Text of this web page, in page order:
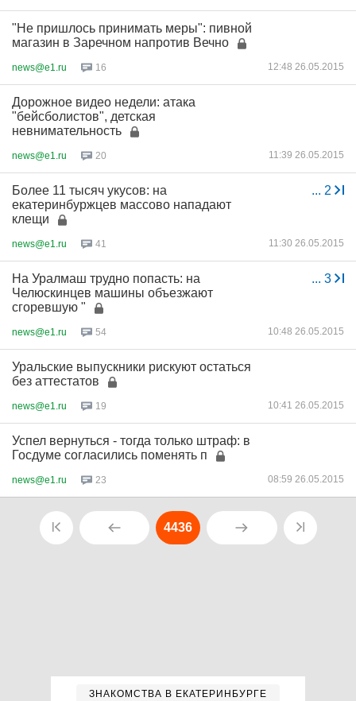
"Не пришлось принимать меры": пивной
магазин в Заречном напротив Вечно
news@e1.ru 16 12:48 26.05.2015
Дорожное видео недели: атака
"бейсболистов", детская
невнимательность
news@e1.ru 20 11:39 26.05.2015
... 2
Более 11 тысяч укусов: на
екатеринбуржцев массово нападают
клещи
news@e1.ru 41 11:30 26.05.2015
... 3
На Уралмаш трудно попасть: на
Челюскинцев машины объезжают
сгоревшую "
news@e1.ru 54 10:48 26.05.2015
Уральские выпускники рискуют остаться
без аттестатов
news@e1.ru 19 10:41 26.05.2015
Успел вернуться - тогда только штраф: в
Госдуме согласились поменять п
news@e1.ru 23 08:59 26.05.2015
4436
ЗНАКОМСТВА В ЕКАТЕРИНБУРГЕ